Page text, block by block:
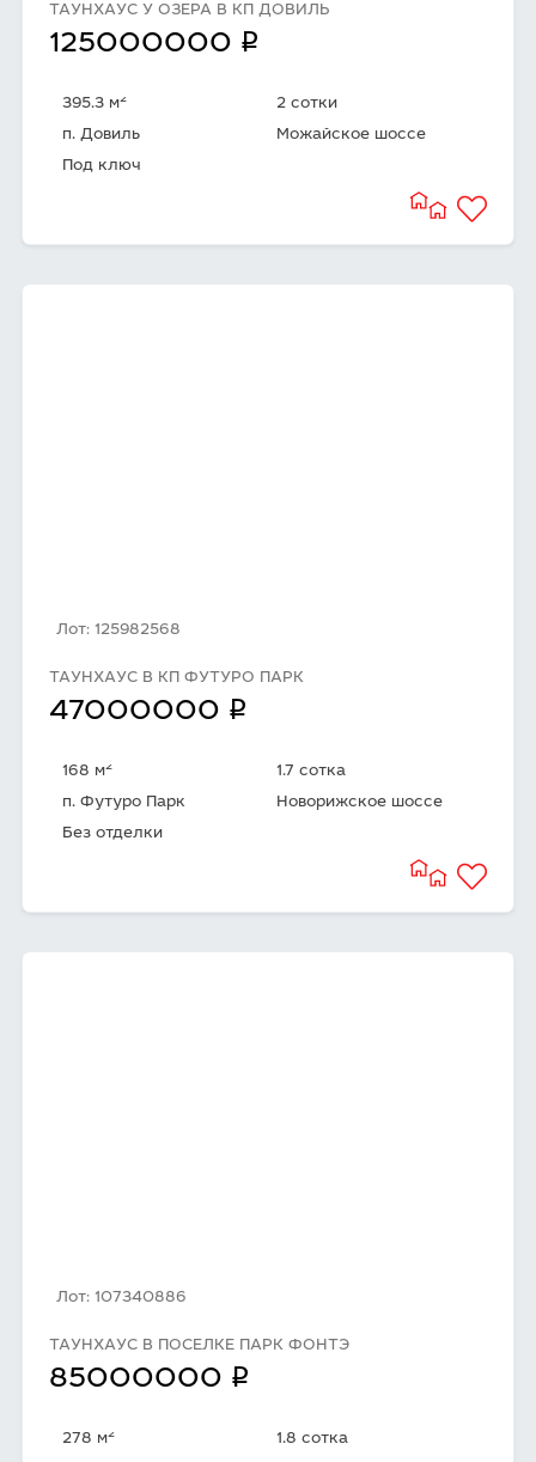
ТАУНХАУС У ОЗЕРА В КП ДОВИЛЬ
125000000 q
395.3 м2
2 сотки
п. Довиль
Можайское шоссе
Под ключ
Лот: 125982568
ТАУНХАУС В КП ФУТУРО ПАРК
47000000 q
168 м2
1.7 сотка
п. Футуро Парк
Новорижское шоссе
Без отделки
Лот: 107340886
ТАУНХАУС В ПОСЕЛКЕ ПАРК ФОНТЭ
85000000 q
278 м2 1.8 сотка